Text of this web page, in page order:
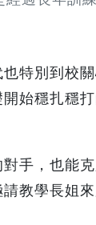
特別到校
始穩扎穩
手，也能
教學長姐